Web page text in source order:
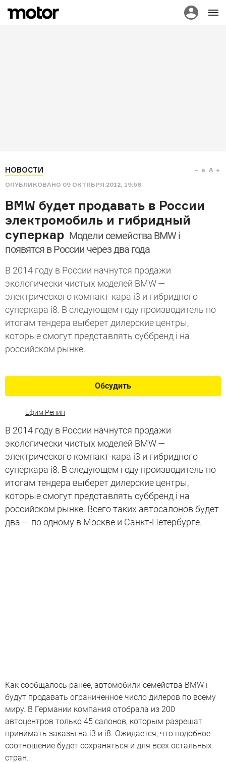
НОВОСТИ
ОПУБЛИКОВАНО 09 ОКТЯБРЯ 2012, 19:56
a A
BMW будет продавать в России
электромобиль и гибридный
суперкар Модели семейства BMW i
появятся в России через два года
В 2014 году в России начнутся продажи
экологически чистых моделей BMW —
электрического компакт-кара i3 и гибридного
суперкара i8. В следующем году производитель по
итогам тендера выберет дилерские центры,
которые смогут представлять суббренд i на
российском рынке.
Обсудить
Ефим Репин
В 2014 году в России начнутся продажи
экологически чистых моделей BMW —
электрического компакт-кара i3 и гибридного
суперкара i8. В следующем году производитель по
итогам тендера выберет дилерские центры,
которые смогут представлять суббренд i на
российском рынке. Всего таких автосалонов будет
два — по одному в Москве и Санкт-Петербурге.
Как сообщалось ранее, автомобили семейства BMW i
будут продавать ограниченное число дилеров по всему
миру. В Германии компания отобрала из 200
автоцентров только 45 салонов, которым разрешат
принимать заказы на i3 и i8. Ожидается, что подобное
соотношение будет сохраняться и для всех остальных
стран.